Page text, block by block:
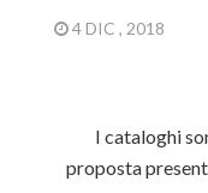
4 DIC , 2018
I cataloghi
proposta